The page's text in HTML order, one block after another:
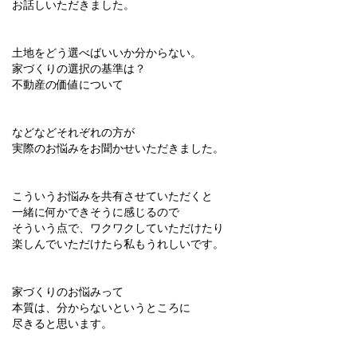
お話しいただきました。
土地をどう選べばいいか分からない。
家づくりの選択の基準は？
不動産の価値について
などなどそれぞれの方が
実際のお悩みをお聞かせいただきました。
こういうお悩みを共有させていただくと
一緒に何かできそうに感じるので
そういう点で、ワクワクしていただけたり
楽しんでいただけたら私もうれしいです。
家づくりのお悩みって
本質は、分からないというところに
尽きると思います。